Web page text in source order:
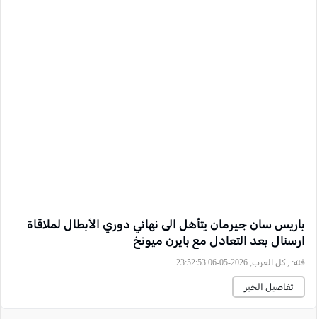
باريس سان جيرمان يتأهل الى نهائي دوري الأبطال لملاقاة
ارسنال بعد التعادل مع بايرن ميونخ
فئة: , كل العرب, 2026-05-06 23:52:53
تفاصيل الخبر